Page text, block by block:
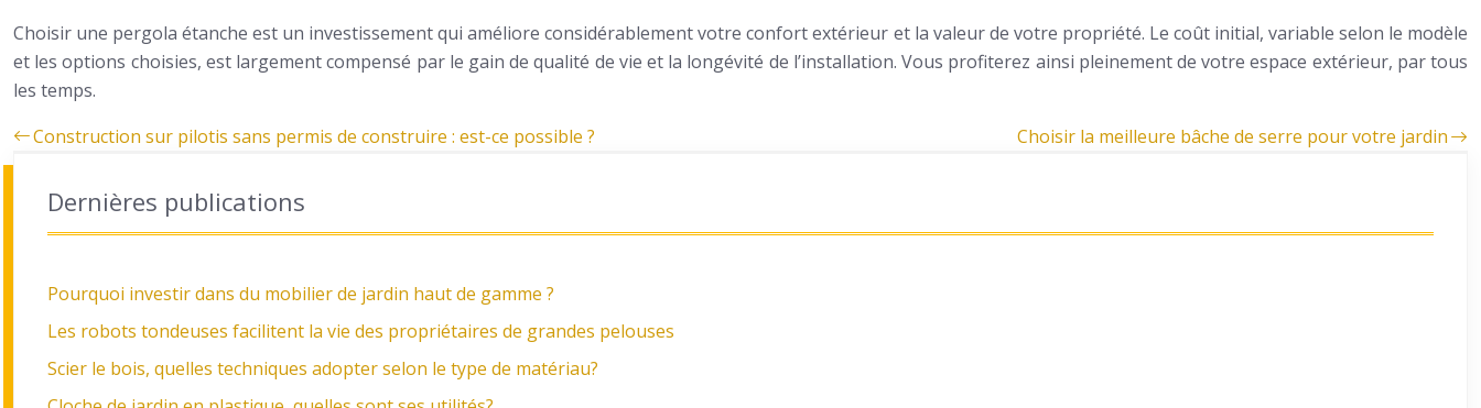
Choisir une pergola étanche est un investissement qui améliore considérablement votre confort extérieur et la valeur de votre propriété. Le coût initial, variable selon le modèle
et les options choisies, est largement compensé par le gain de qualité de vie et la longévité de l’installation. Vous profiterez ainsi pleinement de votre espace extérieur, par tous
les temps.
Construction sur pilotis sans permis de construire : est-ce possible ?
Choisir la meilleure bâche de serre pour votre jardin
Dernières publications
Pourquoi investir dans du mobilier de jardin haut de gamme ?
Les robots tondeuses facilitent la vie des propriétaires de grandes pelouses
Scier le bois, quelles techniques adopter selon le type de matériau?